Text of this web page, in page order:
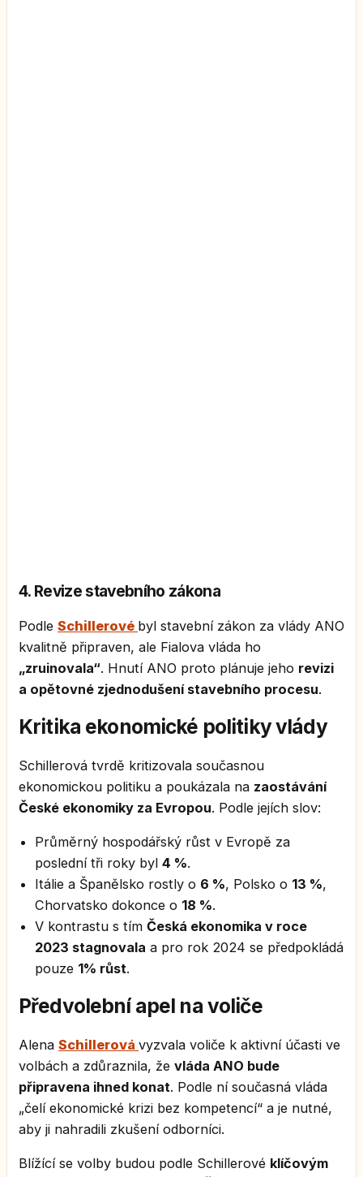
4. Revize stavebního zákona
Podle Schillerové byl stavební zákon za vlády ANO
kvalitně připraven, ale Fialova vláda ho
„zruinovala“. Hnutí ANO proto plánuje jeho revizi
a opětovné zjednodušení stavebního procesu.
Kritika ekonomické politiky vlády
Schillerová tvrdě kritizovala současnou
ekonomickou politiku a poukázala na zaostávání
České ekonomiky za Evropou. Podle jejích slov:
Průměrný hospodářský růst v Evropě za
poslední tři roky byl4 %.
Itálie a Španělsko rostly o 6 %, Polsko o 13 %,
Chorvatsko dokonce o 18 %.
V kontrastu s tímČeská ekonomika v roce
2023 stagnovala a pro rok 2024 se předpokládá
pouze 1% růst.
Předvolební apel na voliče
Alena Schillerová vyzvala voliče k aktivní účasti ve
volbách a zdůraznila, že vláda ANO bude
připravena ihned konat. Podle ní současná vláda
„čelí ekonomické krizi bez kompetencí“ a je nutné,
aby ji nahradili zkušení odborníci.
Blížící se volby budou podle Schillerové klíčovým